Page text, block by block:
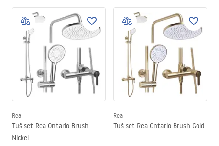
Rea
Tuš set Rea Ontario Brush
Nickel
Rea
Tuš set Rea Ontario Brush Gold